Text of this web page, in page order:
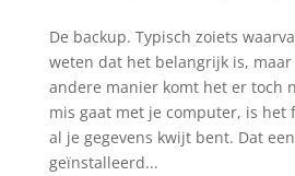
De backup. Typisch zoiets
weten dat het belangrijk is,
andere manier komt het er toch
mis gaat met je computer, is het
al je gegevens kwijt bent. Dat
geïnstalleerd...